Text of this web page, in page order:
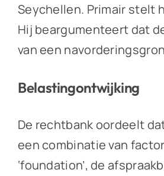
Seychellen. Primair stelt
Hij beargumenteert dat
van een
Belastingontwijking
De rechtbank oordeelt
een combinatie van
‘foundation’, de